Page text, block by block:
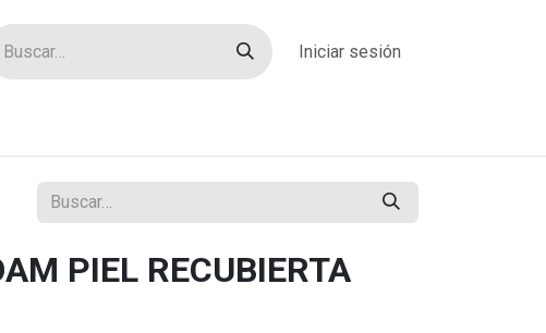
Iniciar sesión
PIEL RECUBIERTA